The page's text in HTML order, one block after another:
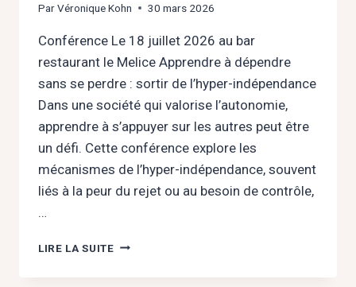
ParVéronique Kohn 30 mars 2026
Conférence Le 18 juillet 2026 au bar
restaurant le Melice Apprendre à dépendre
sans se perdre : sortir de l’hyper-indépendance
Dans une société qui valorise l’autonomie,
apprendre à s’appuyer sur les autres peut être
un défi. Cette conférence explore les
mécanismes de l’hyper-indépendance, souvent
liés à la peur du rejet ou au besoin de contrôle,
…
LIRE LA SUITEAPPRENDRE